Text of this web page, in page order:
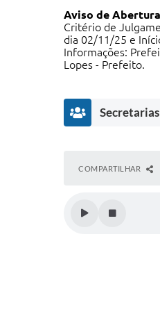
Aviso de
Critério de
dia 02/11/25 e
Informações:
Lopes - Prefeito.
COMPARTILHAR